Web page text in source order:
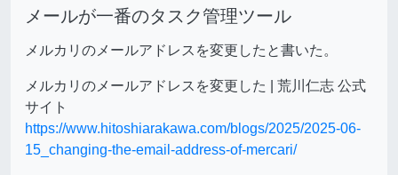
メールが一番のタスク管理ツール
メルカリのメールアドレスを変更したと書いた。
メルカリのメールアドレスを変更した | 荒川仁志 公式
サイト
https://www.hitoshiarakawa.com/blogs/2025/2025-06-
15_changing-the-email-address-of-mercari/